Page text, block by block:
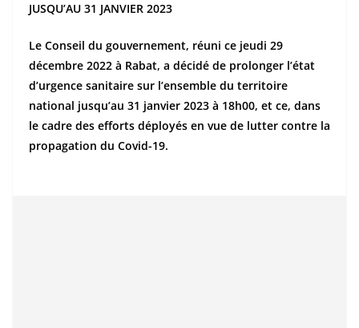
JUSQU’AU 31 JANVIER 2023
Le Conseil du gouvernement, réuni ce jeudi 29
décembre 2022 à Rabat, a décidé de prolonger l’état
d’urgence sanitaire sur l’ensemble du territoire
national jusqu’au 31 janvier 2023 à 18h00, et ce, dans
le cadre des efforts déployés en vue de lutter contre la
propagation du Covid-19.